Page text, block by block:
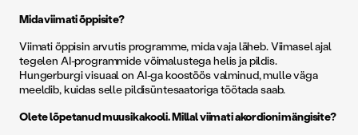
Mida viimati õppisite?
Viimati õppisin arvutis programme, mida vaja läheb. Viimasel ajal
tegelen AI-programmide võimalustega helis ja pildis.
Hungerburgi visuaal on AI-ga koostöös valminud, mulle väga
meeldib, kuidas selle pildisüntesaatoriga töötada saab.
Olete lõpetanud muusikakooli. Millal viimati akordioni mängisite?